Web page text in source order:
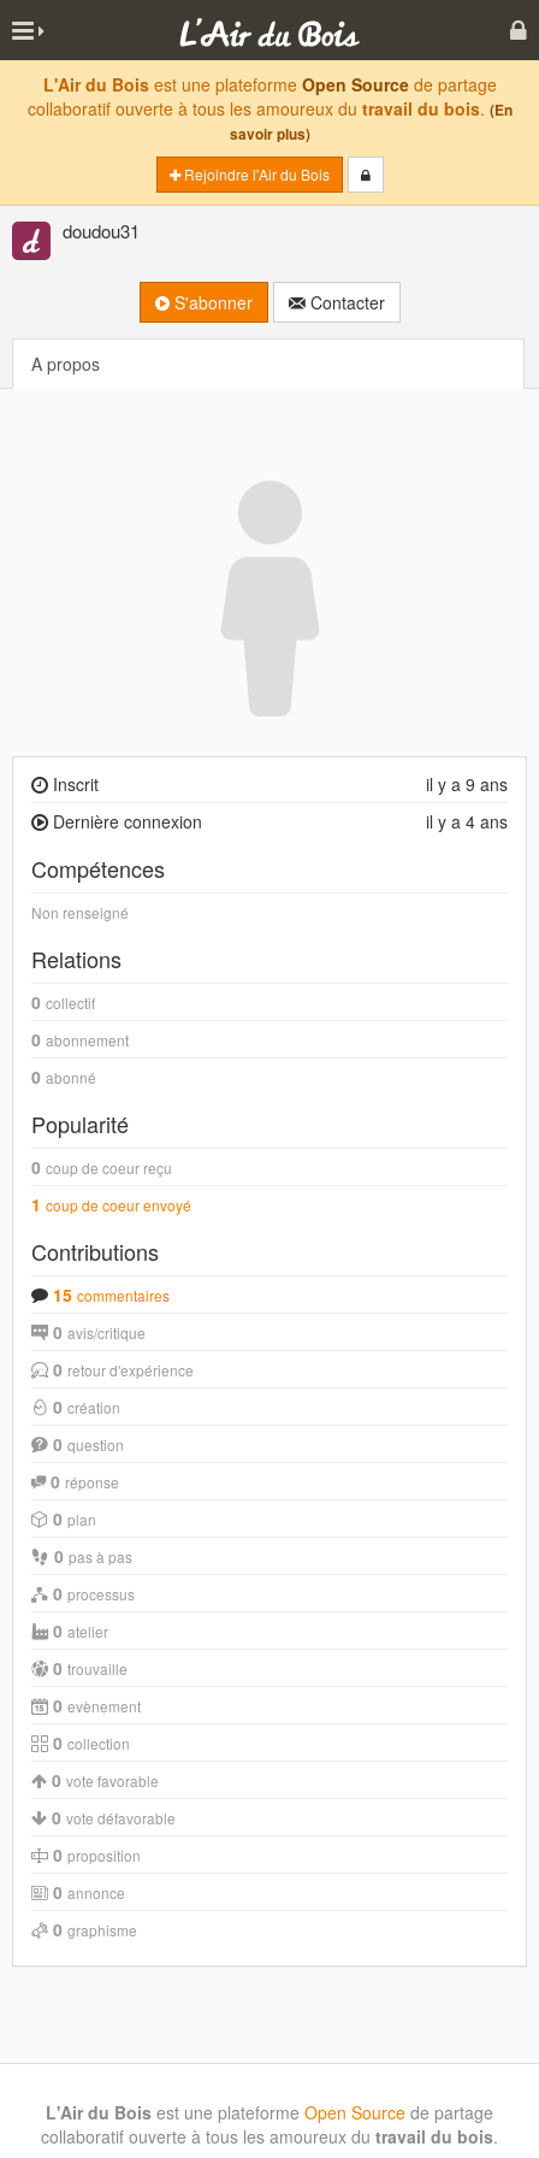
L'Air du Boisest une plateforme Open Sourcede partage
collaboratif ouverte à tous les amoureux du travail du bois. (En
savoir plus)
Rejoindre l'Air du Bois
doudou31
S'abonner Contacter
A propos
il y a 9 ans
Inscrit
il y a 4 ans
Dernière connexion
Compétences
Non renseigné
Relations
0 collectif
0 abonnement
0 abonné
Popularité
0 coup de coeur reçu
1 coup de coeur envoyé
Contributions
15 commentaires
0 avis/critique
0 retour d'expérience
0 création
0 question
0 réponse
0 plan
0 pas à pas
0 processus
0 atelier
0 trouvaille
0 evènement
0 collection
0 vote favorable
0 vote défavorable
0 proposition
0 annonce
0 graphisme
L'Air du Bois est une plateforme Open Source de partage
collaboratif ouverte à tous les amoureux du travail du bois.